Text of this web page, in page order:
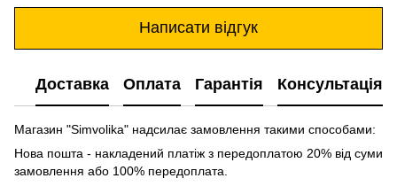
Написати відгук
Доставка Оплата Гарантія Консультація
Магазин "Simvolika" надсилає замовлення такими способами:
Нова пошта - накладений платіж з передоплатою 20% від суми
замовлення або 100% передоплата.